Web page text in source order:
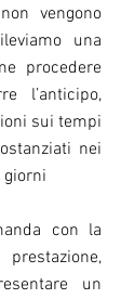
vengono
una
procedere
l’anticipo,
sui tempi
nei
con la
un